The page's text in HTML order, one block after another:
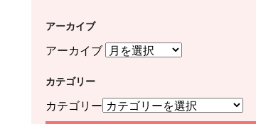
アーカイブ
アーカイブ
カテゴリー
カテゴリー